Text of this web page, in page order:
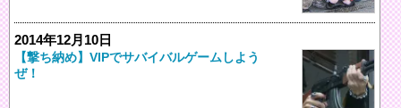
2014年12月10日
【撃ち納め】VIPでサバイバルゲームしよう
ぜ！